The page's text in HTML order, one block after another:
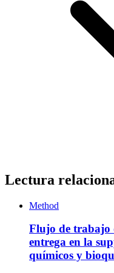
Lectura
Method
Flujo de trabajo
entrega en la
químicos y